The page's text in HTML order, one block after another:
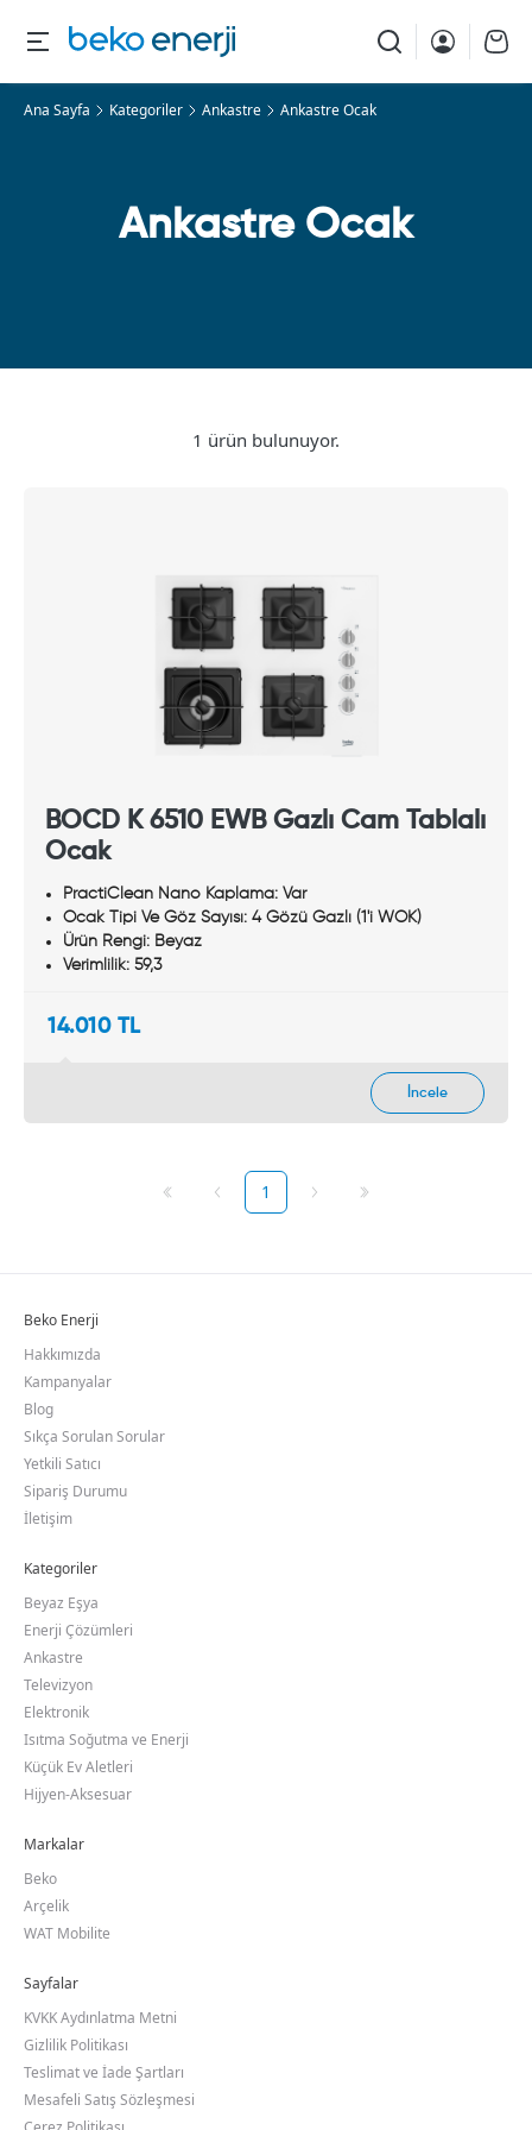
Ana Sayfa Kategoriler Ankastre Ankastre Ocak
Ankastre Ocak
1 ürün bulunuyor.
BOCD K 6510 EWB Gazlı Cam Tablalı
Ocak
PractiClean Nano Kaplama: Var
Ocak Tipi Ve Göz Sayısı: 4 Gözü Gazlı (1'i WOK)
Ürün Rengi: Beyaz
Verimlilik: 59,3
14.010 TL
1
Beko Enerji
Hakkımızda
Kampanyalar
Blog
Sıkça Sorulan Sorular
Yetkili Satıcı
Sipariş Durumu
İletişim
Kategoriler
Beyaz Eşya
Enerji Çözümleri
Ankastre
Televizyon
Elektronik
Isıtma Soğutma ve Enerji
Küçük Ev Aletleri
Hijyen-Aksesuar
Markalar
Beko
Arçelik
WAT Mobilite
Sayfalar
KVKK Aydınlatma Metni
Gizlilik Politikası
Teslimat ve İade Şartları
Mesafeli Satış Sözleşmesi